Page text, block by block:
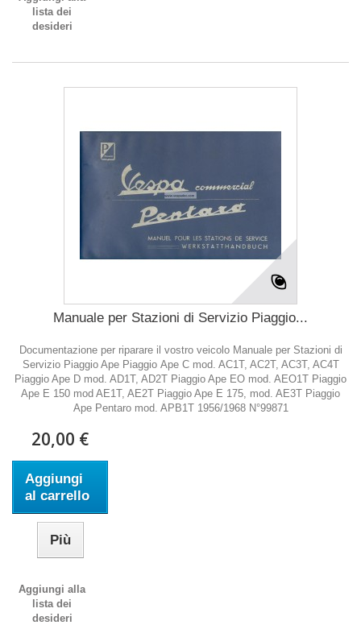
lista dei
desideri
Manuale per Stazioni di Servizio Piaggio...
Documentazione per riparare il vostro veicolo Manuale per Stazioni di
Servizio Piaggio Ape Piaggio Ape C mod. AC1T, AC2T, AC3T, AC4T
Piaggio Ape D mod. AD1T, AD2T Piaggio Ape EO mod. AEO1T Piaggio
Ape E 150 mod AE1T, AE2T Piaggio Ape E 175, mod. AE3T Piaggio
Ape Pentaro mod. APB1T 1956/1968 N°99871
20,00 €
Aggiungi
al carrello
Più
Aggiungi alla
lista dei
desideri